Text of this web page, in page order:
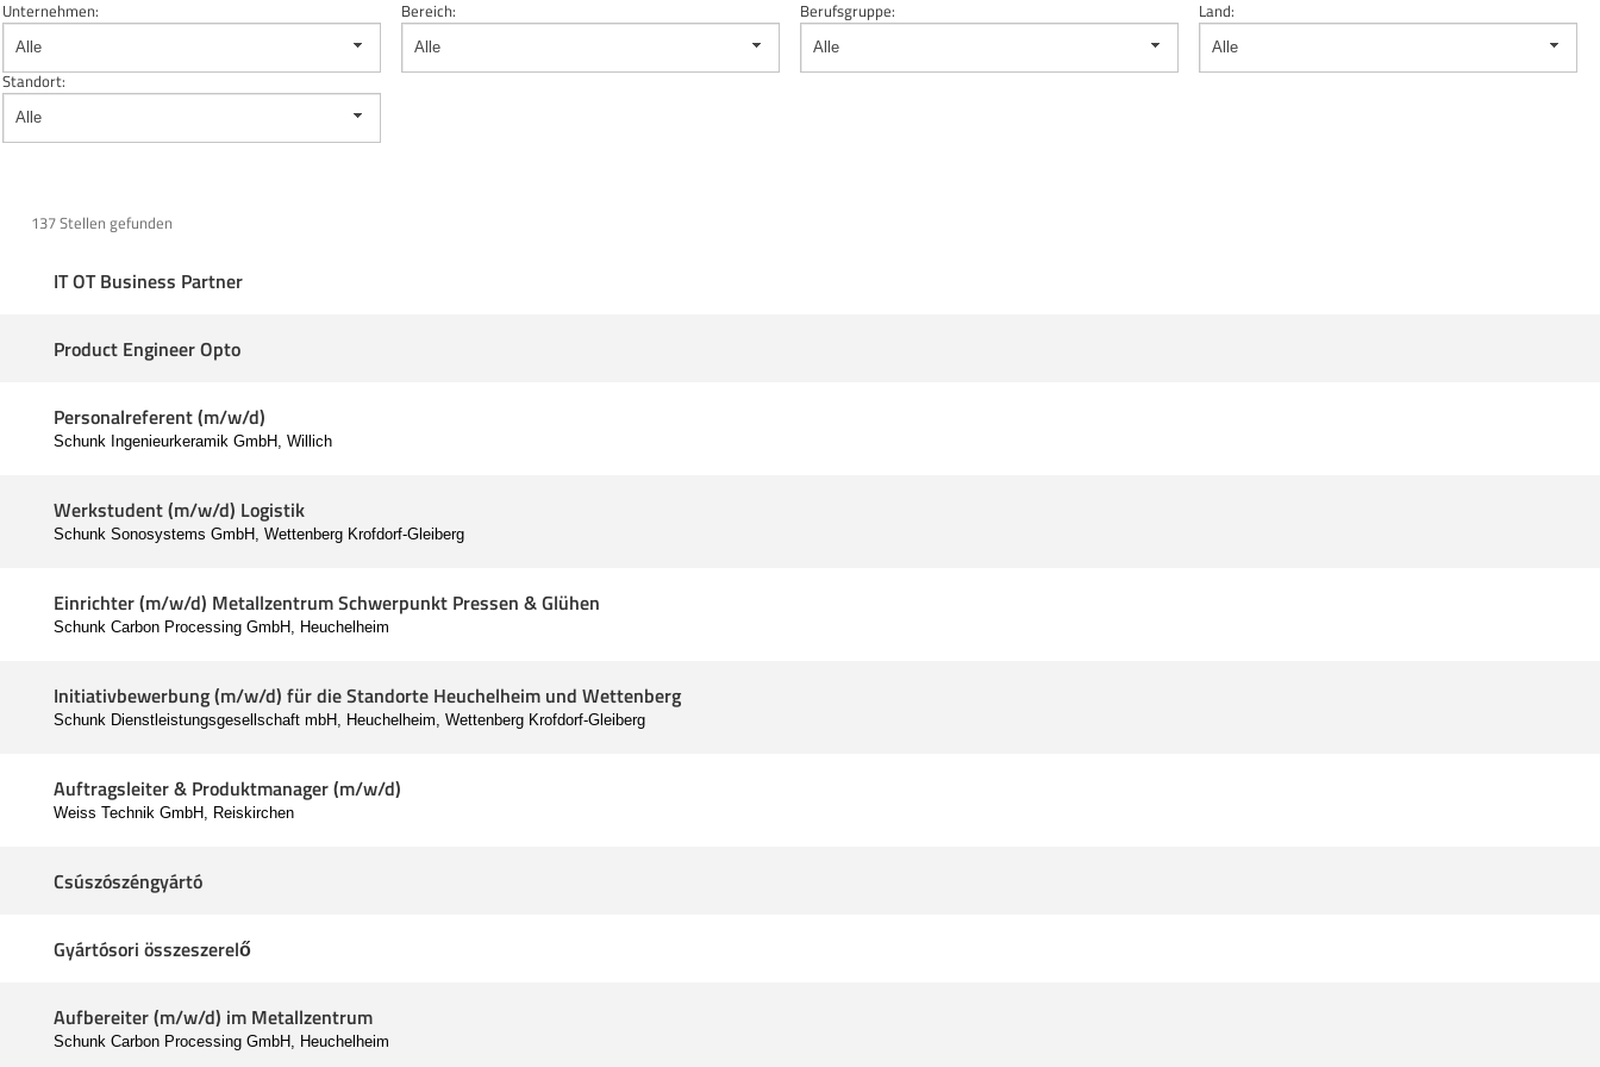
Unternehmen:
Alle
Bereich:
Alle
Berufsgruppe:
Alle
Land:
Alle
Standort:
Alle
137 Stellen gefunden
IT OT Business Partner
Product Engineer Opto
Personalreferent (m/w/d)
Schunk Ingenieurkeramik GmbH, Willich
Werkstudent (m/w/d) Logistik
Schunk Sonosystems GmbH, Wettenberg Krofdorf-Gleiberg
Einrichter (m/w/d) Metallzentrum Schwerpunkt Pressen & Glühen
Schunk Carbon Processing GmbH, Heuchelheim
Initiativbewerbung (m/w/d) für die Standorte Heuchelheim und Wettenberg
Schunk Dienstleistungsgesellschaft mbH, Heuchelheim, Wettenberg Krofdorf-Gleiberg
Auftragsleiter & Produktmanager (m/w/d)
Weiss Technik GmbH, Reiskirchen
Csúszószéngyártó
Gyártósori összeszerelő
Aufbereiter (m/w/d) im Metallzentrum
Schunk Carbon Processing GmbH, Heuchelheim